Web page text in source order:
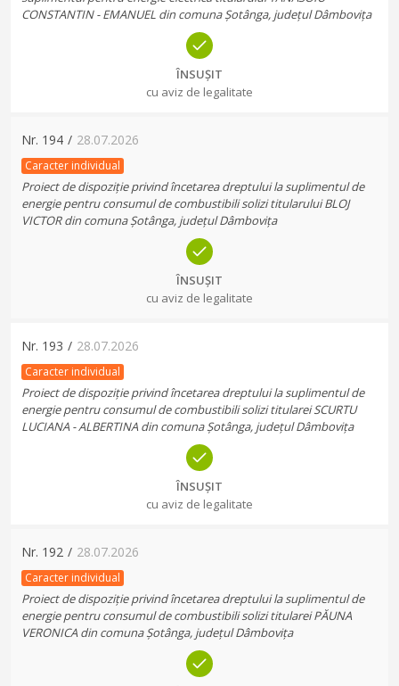
CONSTANTIN - EMANUEL din comuna Șotânga, județul Dâmbovița
ÎNSUȘIT
cu aviz de legalitate
Nr. 194 / 28.07.2026
Caracter individual
Proiect de dispoziție privind încetarea dreptului la suplimentul de
energie pentru consumul de combustibili solizi titularului BLOJ
VICTOR din comuna Șotânga, județul Dâmbovița
ÎNSUȘIT
cu aviz de legalitate
Nr. 193 / 28.07.2026
Caracter individual
Proiect de dispoziție privind încetarea dreptului la suplimentul de
energie pentru consumul de combustibili solizi titularei SCURTU
LUCIANA - ALBERTINA din comuna Șotânga, județul Dâmbovița
ÎNSUȘIT
cu aviz de legalitate
Nr. 192 / 28.07.2026
Caracter individual
Proiect de dispoziție privind încetarea dreptului la suplimentul de
energie pentru consumul de combustibili solizi titularei PĂUNA
VERONICA din comuna Șotânga, județul Dâmbovița